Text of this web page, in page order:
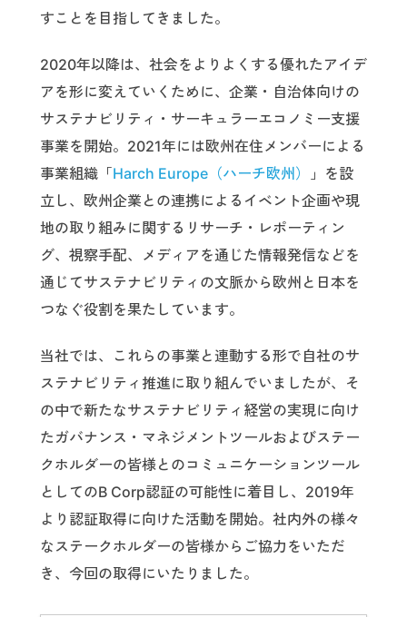
すことを目指してきました。
2020年以降は、社会をよりよくする優れたアイデ
アを形に変えていくために、企業・自治体向けの
サステナビリティ・サーキュラーエコノミー支援
事業を開始。2021年には欧州在住メンバーによる
事業組織「Harch Europe（ハーチ欧州）
」を設
立し、欧州企業との連携によるイベント企画や現
地の取り組みに関するリサーチ・レポーティン
グ、視察手配、メディアを通じた情報発信などを
通じてサステナビリティの文脈から欧州と日本を
つなぐ役割を果たしています。
当社では、これらの事業と連動する形で自社のサ
ステナビリティ推進に取り組んでいましたが、そ
の中で新たなサステナビリティ経営の実現に向け
たガバナンス・マネジメントツールおよびステー
クホルダーの皆様とのコミュニケーションツール
としてのB Corp認証の可能性に着目し、2019年
より認証取得に向けた活動を開始。社内外の様々
なステークホルダーの皆様からご協力をいただ
き、今回の取得にいたりました。